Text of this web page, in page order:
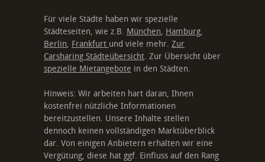
Für viele Städte haben wir spezielle
Städteseiten, wie z.B. München, Hamburg,
Berlin, Frankfurt und viele mehr. Zur
Carsharing Städteübersicht. Zur Übersicht über
spezielle Mietangebote in den Städten.
Hinweis: Wir arbeiten hart daran, Ihnen
kostenfrei nützliche Informationen
bereitzustellen. Unsere Inhalte stellen
dennoch keinen vollständigen Marktüberblick
dar. Von einigen Anbietern erhalten wir eine
Vergütung, diese hat ggf. Einfluss auf den Rang